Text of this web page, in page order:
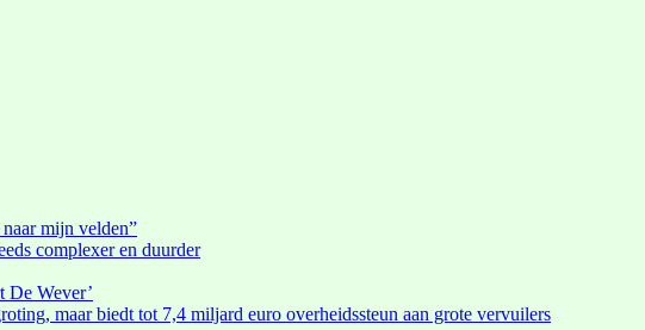
mijn velden”
complexer en duurder
De Wever’
maar biedt tot 7,4 miljard euro overheidssteun aan grote vervuilers